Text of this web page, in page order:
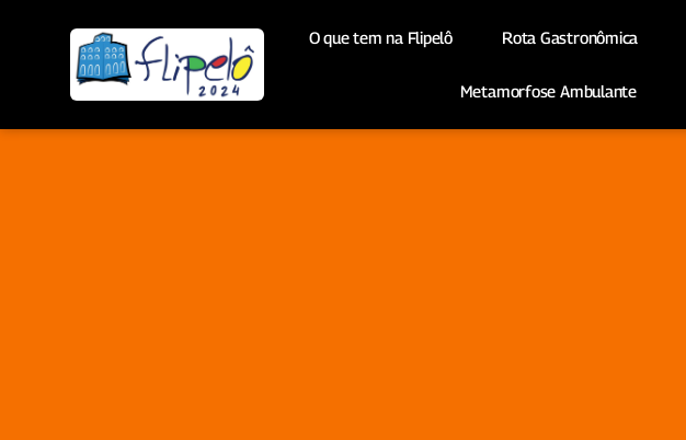
O que tem na Flipelô Rota Gastronômica
Metamorfose Ambulante